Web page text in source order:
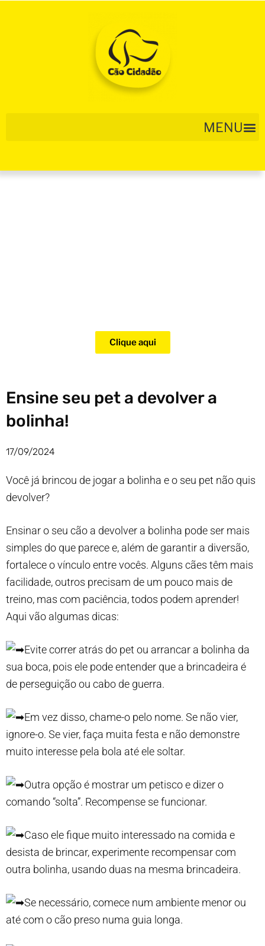
Clique aqui
Ensine seu pet a devolver a
bolinha!
17/09/2024
Você já brincou de jogar a bolinha e o seu pet não quis
devolver?
Ensinar o seu cão a devolver a bolinha pode ser mais
simples do que parece e, além de garantir a diversão,
fortalece o vínculo entre vocês. Alguns cães têm mais
facilidade, outros precisam de um pouco mais de
treino, mas com paciência, todos podem aprender!
Aqui vão algumas dicas:
Evite correr atrás do pet ou arrancar a bolinha da
sua boca, pois ele pode entender que a brincadeira é
de perseguição ou cabo de guerra.
Em vez disso, chame-o pelo nome. Se não vier,
ignore-o. Se vier, faça muita festa e não demonstre
muito interesse pela bola até ele soltar.
Outra opção é mostrar um petisco e dizer o
comando “solta”. Recompense se funcionar.
Caso ele fique muito interessado na comida e
desista de brincar, experimente recompensar com
outra bolinha, usando duas na mesma brincadeira.
Se necessário, comece num ambiente menor ou
até com o cão preso numa guia longa.